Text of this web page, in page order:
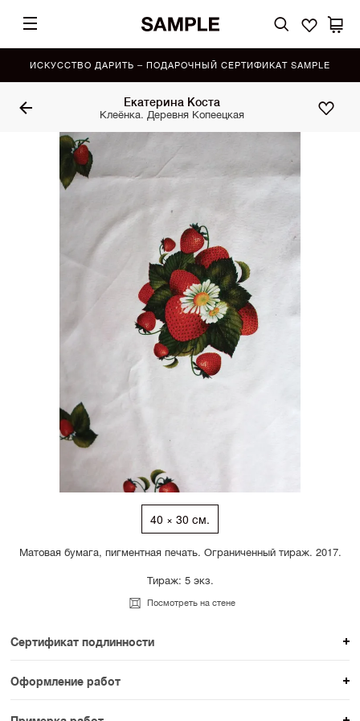
ИСКУССТВО ДАРИТЬ – ПОДАРОЧНЫЙ СЕРТИФИКАТ SAMPLE
Екатерина Коста
Клеёнка. Деревня Копеецкая
40 × 30 см.
Матовая бумага, пигментная печать. Ограниченный тираж. 2017.
Тираж: 5 экз.
Посмотреть на стене
Сертификат подлинности
К каждому авторскому произведению мы
прикладываем сертификат подлинности. Для товаров
раздела SAMPLE СЕРИЯ сертификаты не
Оформление работ
При покупке произведения вы можете выбрать и